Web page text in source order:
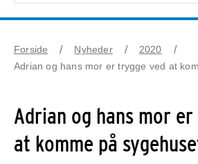
Forside Nyheder
2020
Adrian og hans mor er trygge ved at
Adrian og hans mor
at komme på